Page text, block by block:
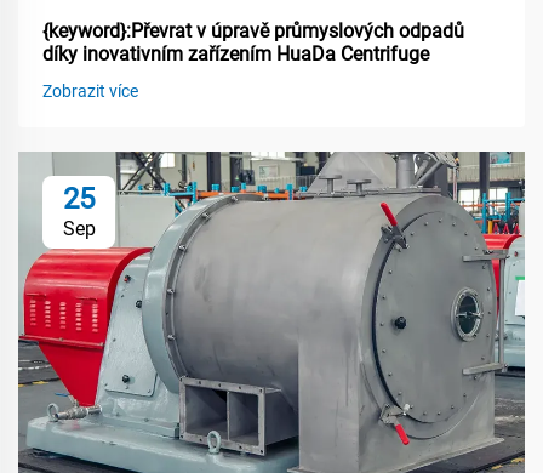
{keyword}:Převrat v úpravě průmyslových odpadů
díky inovativním zařízením HuaDa Centrifuge
Zobrazit více
25
Sep